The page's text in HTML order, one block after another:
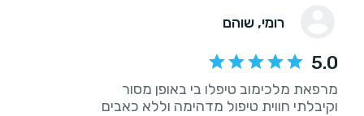
רומי, שוהם
5.0
וקיבלתי חווית טיפול מדהימה וללא כאבים